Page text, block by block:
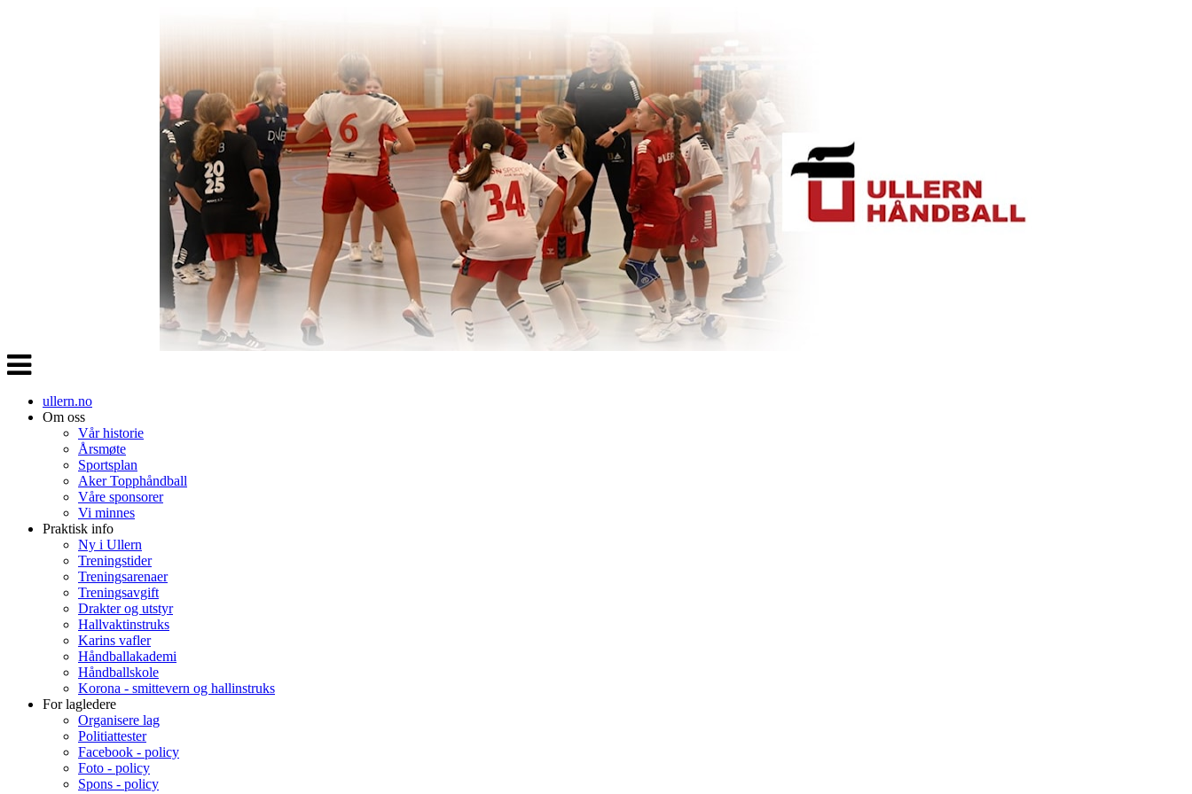
Veksle
navigasjon
ullern.no
Om oss
Vår historie
Årsmøte
Sportsplan
Aker Topphåndball
Våre sponsorer
Vi minnes
Praktisk info
Ny i Ullern
Treningstider
Treningsarenaer
Treningsavgift
Drakter og utstyr
Hallvaktinstruks
Karins vafler
Håndballakademi
Håndballskole
Korona - smittevern og hallinstruks
For lagledere
Organisere lag
Politiattester
Facebook - policy
Foto - policy
Spons - policy